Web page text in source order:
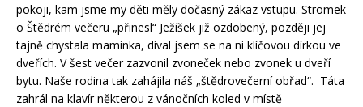
pokoji, kam jsme my děti měly dočasný zákaz vstupu. Stromek
o Štědrém večeru „přinesl“ Ježíšek již ozdobený, později jej
tajně chystala maminka, díval jsem se na ni klíčovou dírkou ve
dveřích. V šest večer zazvonil zvoneček nebo zvonek u dveří
bytu. Naše rodina tak zahájila náš „štědrovečerní obřad“. Táta
zahrál na klavír některou z vánočních koled v místě